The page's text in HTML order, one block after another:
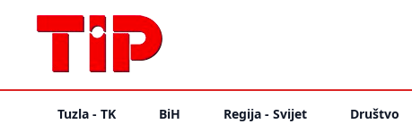
Tuzla - TK BiH Regija - Svijet Društvo